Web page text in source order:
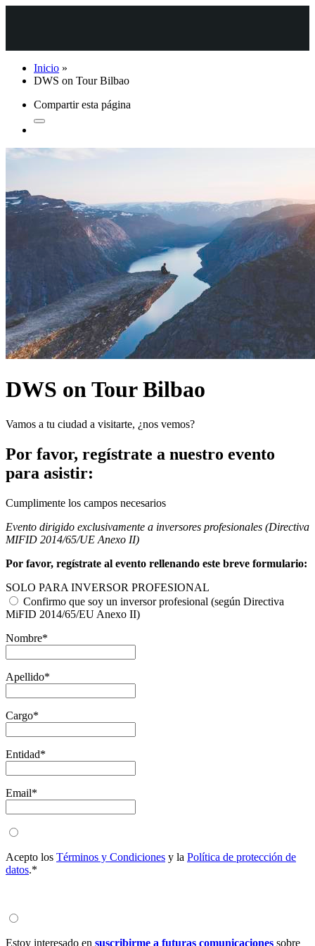
Inicio »
DWS on Tour Bilbao
Compartir esta página
DWS on Tour Bilbao
Vamos a tu ciudad a visitarte, ¿nos vemos?
Por favor, regístrate a nuestro evento
para asistir:
Cumplimente los campos necesarios
Evento dirigido exclusivamente a inversores profesionales (Directiva
MIFID 2014/65/UE Anexo II)
Por favor, regístrate al evento rellenando este breve formulario:
SOLO PARA INVERSOR PROFESIONAL
Confirmo que soy un inversor profesional (según Directiva
MiFID 2014/65/EU Anexo II)
Nombre*
Apellido*
Cargo*
Entidad*
Email*
Acepto los Términos y Condiciones y la Política de protección de
datos.*
Estoy interesado en suscribirme a futuras comunicaciones sobre